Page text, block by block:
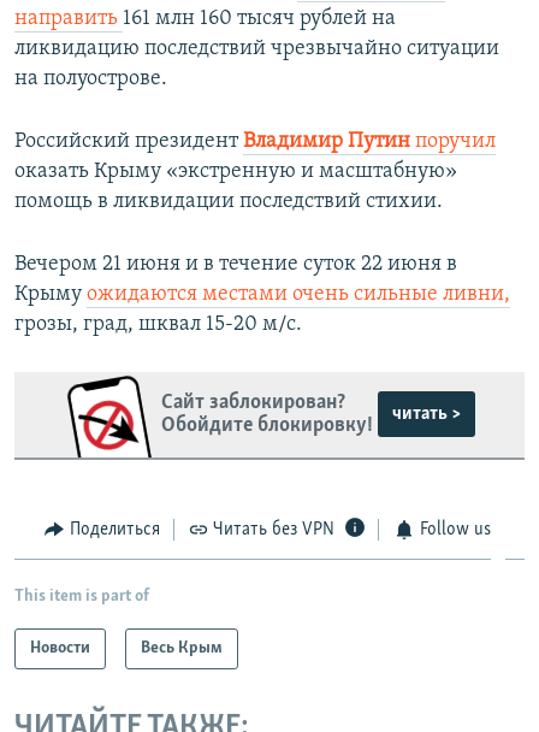
ы
д
у
и
й
с
а
й
у
ю
щ
й
с
л
направить 161 млн 160 тысяч рублей на
ликвидацию последствий чрезвычайно ситуации
на полуострове.
Российский президентВладимир Путин поручил
оказать Крыму «экстренную и масштабную»
помощь в ликвидации последствий стихии.
Вечером 21 июня и в течение суток 22 июня в
Крыму ожидаются местами очень сильные ливни,
грозы, град, шквал 15-20 м/с.
Сайт заблокирован?
Обойдите блокировку!
читать >
Поделиться Читать без VPN Follow us
This item is part of
Новости Весь Крым